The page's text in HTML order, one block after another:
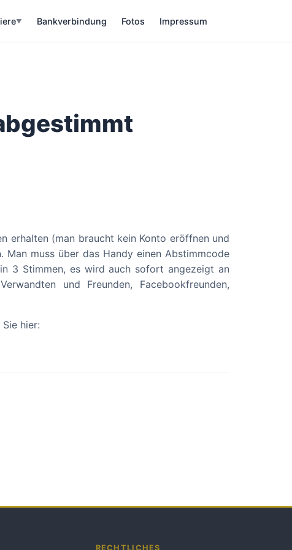
▼ Bankverbindung Fotos Impressum
erhalten (man braucht kein Konto eröffnen und
muss über das Handy einen Abstimmcode
3 Stimmen, es wird auch sofort angezeigt an
und Freunden, Facebookfreunden,
hier:
RECHTLICHES